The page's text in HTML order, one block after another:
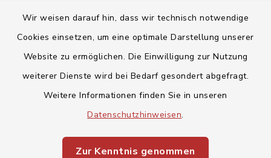
Wir weisen darauf hin, dass wir technisch notwendige
Cookies einsetzen, um eine optimale Darstellung unserer
Website zu ermöglichen. Die Einwilligung zur Nutzung
weiterer Dienste wird bei Bedarf gesondert abgefragt.
Weitere Informationen finden Sie in unseren
Datenschutzhinweisen.
Zur Kenntnis genommen
Datenschutz
Impressum
Sitemap
Cookie-Einstellungen